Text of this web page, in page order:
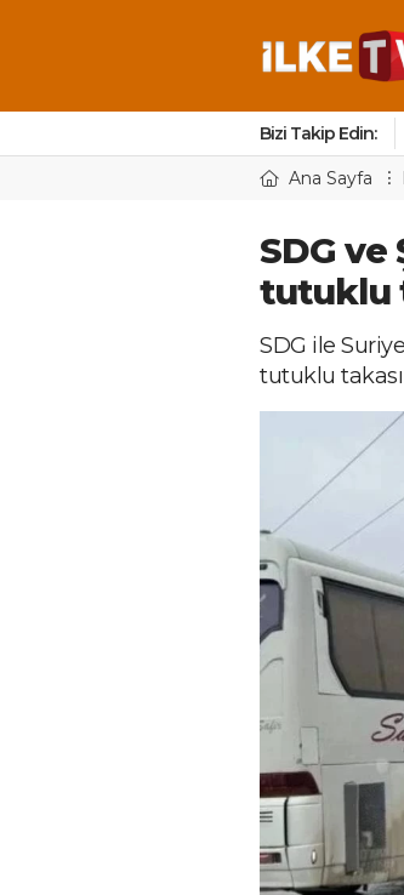
Bizi Takip Edin:
Ana Sayfa
SDG ve
tutuklu
SDG ile
tutuklu